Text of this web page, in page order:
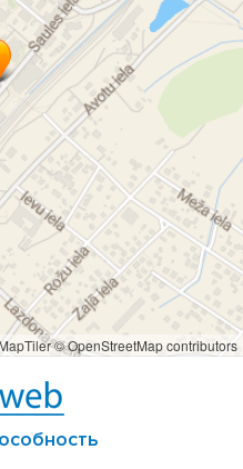
© OpenStreetMap contributors